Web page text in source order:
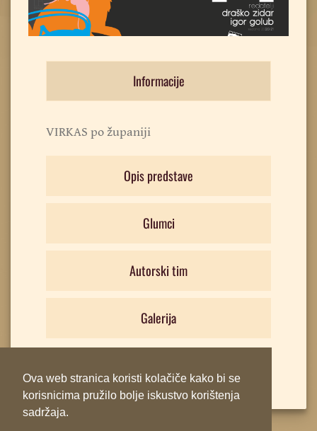
Ova web stranica koristi kolačiče kako bi se
korisnicima pružilo bolje iskustvo korištenja
sadržaja.
Informacije
VIRKAS po županiji
Opis predstave
Glumci
Autorski tim
Galerija